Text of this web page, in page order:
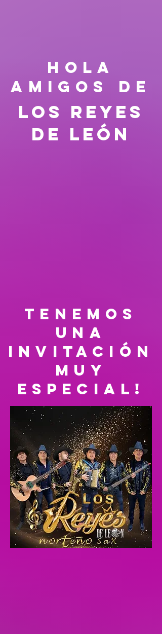
HOLA
AMIGOS DE
Los reyes
de León
tenemos
una
invitación
muy
especial!